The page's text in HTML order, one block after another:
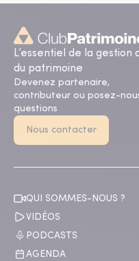
L’essentiel de la gestion
du patrimoine
Devenez partenaire,
contributeur ou posez-
questions
Nous contacter
QUI SOMMES-NOUS ?
VIDÉOS
PODCASTS
AGENDA